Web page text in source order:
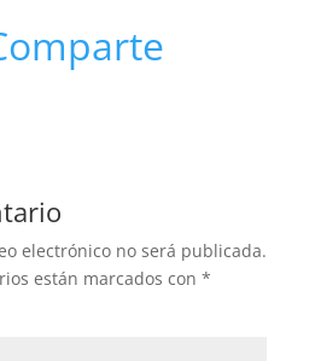
electrónico no será publicada.
están marcados con *